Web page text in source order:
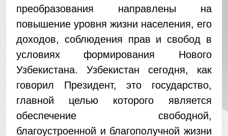
преобразования направлены на
повышение уровня жизни населения, его
доходов, соблюдения прав и свобод в
условиях формирования Нового
Узбекистана. Узбекистан сегодня, как
говорил Президент, это государство,
главной целью которого является
обеспечение свободной,
благоустроенной и благополучной жизни